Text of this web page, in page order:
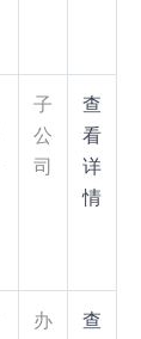
子
公
司
查
看
详
情
办
查